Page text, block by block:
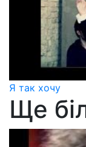
Я так хочу
Ще